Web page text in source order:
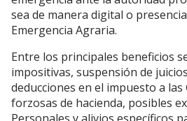
sea de manera digital o
Emergencia Agraria.
Entre los principales beneficios
impositivas, suspensión de
deducciones en el impuesto a
forzosas de hacienda, posibles